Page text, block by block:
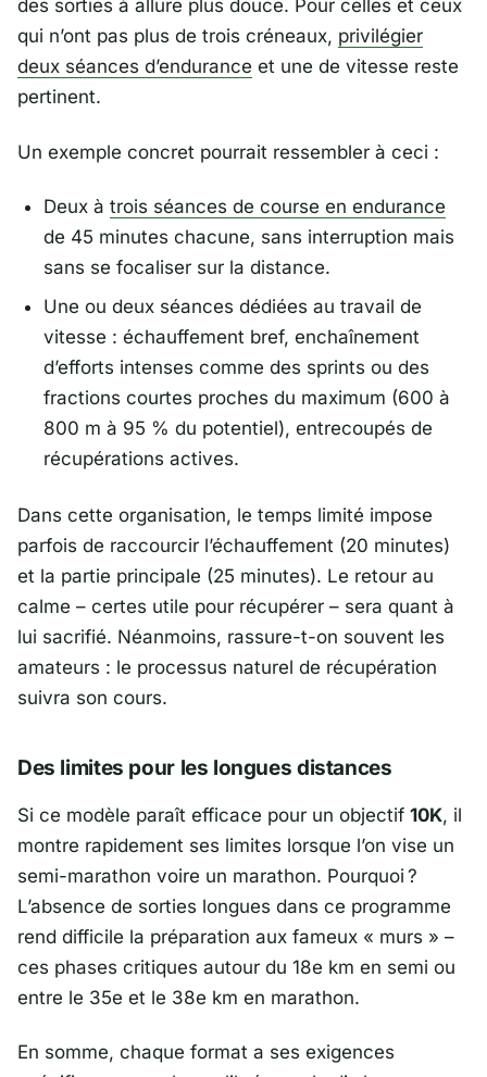
des sorties à allure plus douce. Pour celles et ceux
qui n’ont pas plus de trois créneaux, privilégier
deux séances d’endurance et une de vitesse reste
pertinent.
Un exemple concret pourrait ressembler à ceci :
Deux à trois séances de course en endurance
de 45 minutes chacune, sans interruption mais
sans se focaliser sur la distance.
Une ou deux séances dédiées au travail de
vitesse : échauffement bref, enchaînement
d’efforts intenses comme des sprints ou des
fractions courtes proches du maximum (600 à
800 m à 95 % du potentiel), entrecoupés de
récupérations actives.
Dans cette organisation, le temps limité impose
parfois de raccourcir l’échauffement (20 minutes)
et la partie principale (25 minutes). Le retour au
calme – certes utile pour récupérer – sera quant à
lui sacrifié. Néanmoins, rassure-t-on souvent les
amateurs : le processus naturel de récupération
suivra son cours.
Des limites pour les longues distances
Si ce modèle paraît efficace pour un objectif 10K, il
montre rapidement ses limites lorsque l’on vise un
semi-marathon voire un marathon. Pourquoi ?
L’absence de sorties longues dans ce programme
rend difficile la préparation aux fameux « murs » –
ces phases critiques autour du 18e km en semi ou
entre le 35e et le 38e km en marathon.
En somme, chaque format a ses exigences